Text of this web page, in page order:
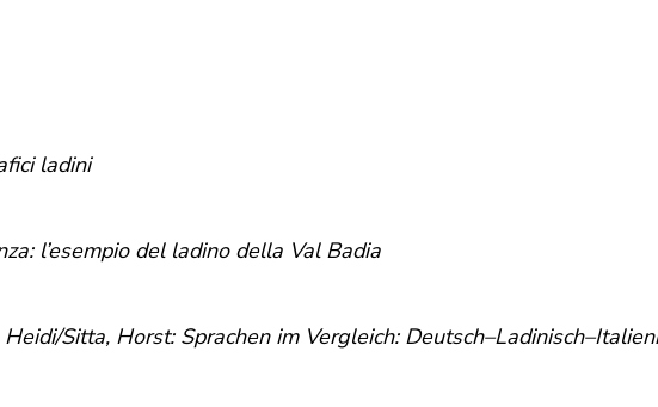
ladini
l’esempio del ladino della Val Badia
Sitta, Horst: Sprachen im Vergleich: